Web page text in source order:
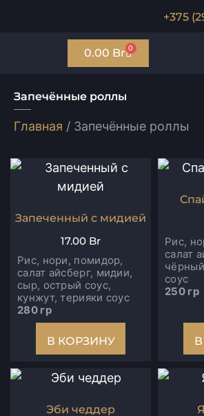
+375
0.00 Br 0
Запечённые роллы
Главная / Запечённые роллы
Запеченный с мидией
17.00 Br
Рис, нори, помидор,
салат айсберг, мидии,
сыр, острый соус,
кунжут, терияки соус
280 гр
В КОРЗИНУ
Рис,
салат
соус
250 гр
Эби чеддер